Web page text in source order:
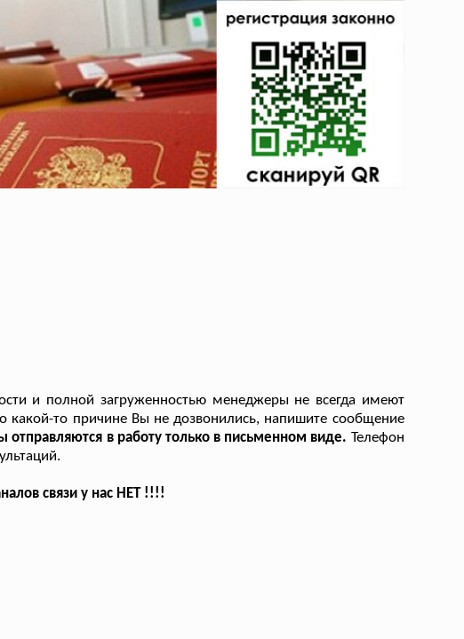
и полной загруженностью менеджеры не всегда имеют
какой-то причине Вы не дозвонились, напишите сообщение
отправляются в работу только в письменном виде. Телефон
связи у нас НЕТ !!!!